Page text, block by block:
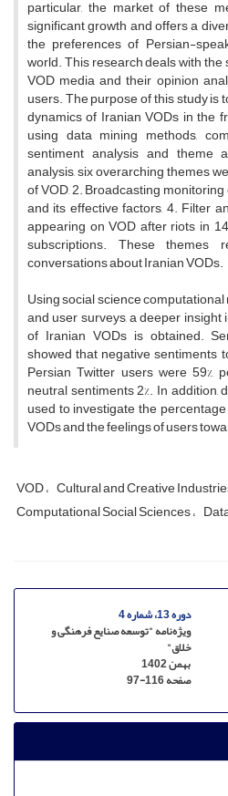
particular, the market of these
significant growth and offers a
the preferences of Persian-
world. This research deals with
VOD media and their opinion
users. The purpose of this study is
dynamics of Iranian VODs in the
using data mining methods,
sentiment analysis and theme
analysis, six overarching themes
of VOD, 2. Broadcasting
and its effective factors, 4. Filter
appearing on VOD after riots in
subscriptions. These themes
conversations about Iranian VODs.
Using social science
and user surveys, a deeper
of Iranian VODs is obtained.
showed that negative sentiments
Persian Twitter users were 59%,
neutral sentiments 2%. In
used to investigate the
VODs and the feelings of users
VOD Cultural and Creative
Computational Social Sciences
دوره 13، شماره 4
ویژه‌نامه "توسعه صنایع فرهنگی و
خلاق"
بهمن 1402
صفحه97-116